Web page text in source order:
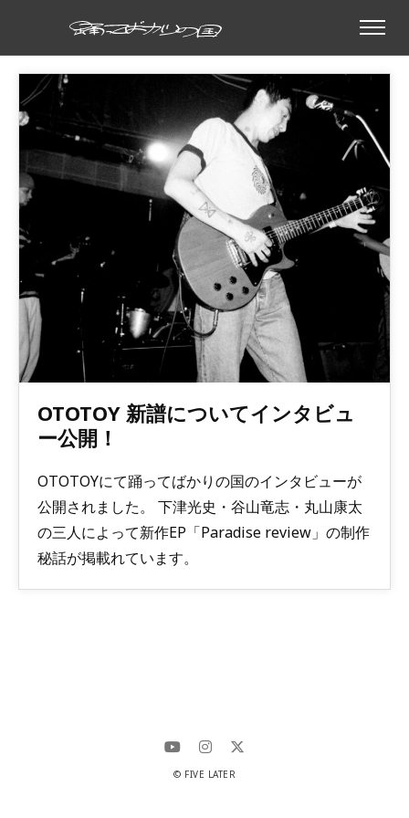
OTOTOY 新譜についてインタビュ
ー公開！
OTOTOYにて踊ってばかりの国のインタビューが
公開されました。 下津光史・谷山竜志・丸山康太
の三人によって新作EP「Paradise review」の制作
秘話が掲載れています。
© FIVE LATER